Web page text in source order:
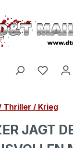
Du
Thriller / Krieg
JAGT